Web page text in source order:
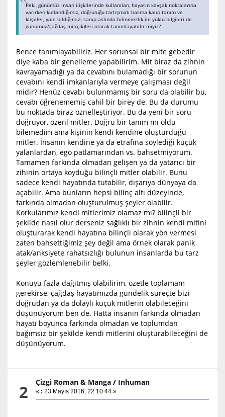
Peki, günümüz insan ilişkilerinde kullanılan, hayatın kavşak noktalarına
varırken kullandığımız, doğruluğu tartışmalı basma kalıp tanım ve
klişeler, yani bildiğimizi sanıp aslında bilinmezlik ile yüklü bilgileri de
günümüz/çağdaş mit(çik)leri olarak tanımlayabilir miyiz?
Bence tanımlayabiliriz. Her sorunsal bir mite gebedir
diye kaba bir genelleme yapabilirim. Mit biraz da zihnin
kavrayamadığı ya da cevabını bulamadığı bir sorunun
cevabını kendi imkanlarıyla vermeye çalışması değil
midir? Henüz cevabı bulunmamış bir soru da olabilir bu,
cevabı öğrenememiş cahil bir birey de. Bu da durumu
bu noktada biraz öznelleştiriyor. Bu da yeni bir soru
doğruyor, özenl mitler. Doğru bir tanım mı oldu
bilemedim ama kişinin kendi kendine oluşturduğu
mitler. İnsanın kendine ya da etrafına söylediği küçük
yalanlardan, ego patlamarından vs. bahsetmiyorum.
Tamamen farkında olmadan gelişen ya da yatarıcı bir
zihinin ortaya koyduğu bilinçli mitler olabilir. Bunu
sadece kendi hayatında tutabilir, dışarıya dünyaya da
açabilir. Ama bunların hepsi bilinç altı düzeyinde,
farkında olmadan oluşturulmuş şeyler olabilir.
Korkularımız kendi mitlerimiz olamaz mı? bilinçli bir
şekilde nasıl olur derseniz sağlıklı bir zihnin kendi mitini
oluşturarak kendi hayatına bilinçli olarak yön vermesi
zaten bahsettiğimiz şey değil ama örnek olarak panik
atak/anksiyete rahatsızlığı bulunun insanlarda bu tarz
şeyler gözlemlenebilir belki.
Konuyu fazla dağıtmış olabilirim, özetle toplamam
gerekirse, çağdaş hayatımızda gündelik süreçte bizi
doğrudan ya da dolaylı küçük mitlerin olabileceğini
düşünüyorum ben de. Hatta insanın farkında olmadan
hayatı boyunca farkında olmadan ve toplumdan
bağımsız bir şekilde kendi mitlerini oluşturabileceğini de
düşünüyorum.
2 Çizgi Roman & Manga / Inhuman
« : 23 Mayıs 2016, 22:10:44 »